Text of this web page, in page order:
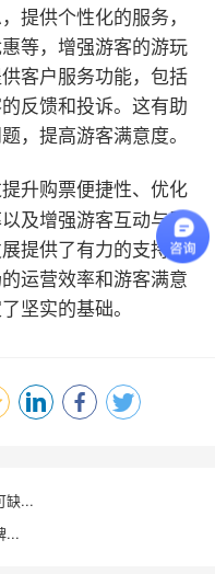
提供个性化的服务，
等，增强游客的游玩
客户服务功能，包括
反馈和投诉。这有助
，提高游客满意度。
升购票便捷性、优化
及增强游客互动与服
提供了有力的支持。
运营效率和游客满意
坚实的基础。
缺...
...